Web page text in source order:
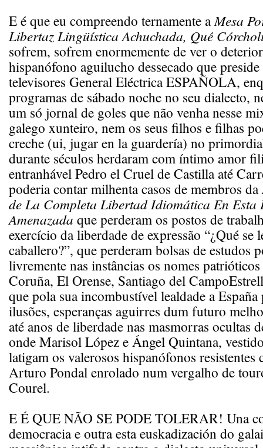
E é que eu compreendo ternamente aMesa
Libertaz Lingüística Achuchada, Qué
sofrem, sofrem enormemente de ver o
hispanófono aguilucho dessecado que preside
televisores General Eléctrica ESPAÑOLA,
programas de sábado noche no seu dialecto,
um só jornal de goles que não venha nesse
galego xunteiro, nem os seus filhos e filhas
creche (ui, jugar en la guardería) no
durante séculos herdaram com íntimo amor
entranhável Pedro el Cruel de Castilla até
poderia contar milhenta casos de membros da
de La Completa Libertad Idiomática En Esta
Amenazada que perderam os postos de
exercício da liberdade de expressão “¿Qué se
caballero?”, que perderam bolsas de estudos
livremente nas instâncias os nomes
Coruña, El Orense, Santiago del
que pola sua incombustível lealdade a
ilusões, esperanças aguirres dum futuro
até anos de liberdade nas masmorras ocultas
onde Marisol López e Ángel Quintana,
latigam os valerosos hispanófonos resistentes
Arturo Pondal enrolado num vergalho de
Courel.
E É QUE NÃO SE PODE TOLERAR! Una
democracia e outra esta euskadización do